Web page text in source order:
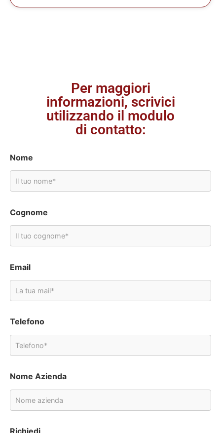
Per maggiori
informazioni, scrivici
utilizzando il modulo
di contatto:
Nome
Cognome
Email
Telefono
Nome Azienda
Richiedi